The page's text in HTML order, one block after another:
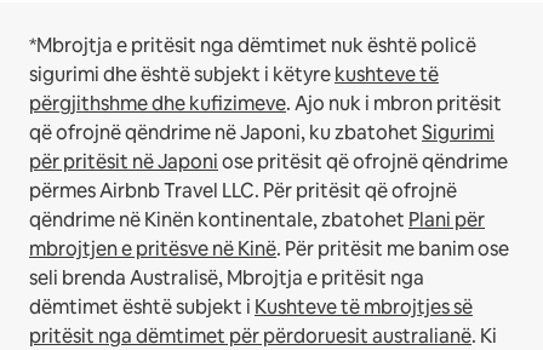
*Mbrojtja e pritësit nga dëmtimet nuk është policë
sigurimi dhe është subjekt i këtyrekushteve të
përgjithshme dhe kufizimeve.Ajo nuk i mbron pritësit
që ofrojnë qëndrime në Japoni, ku zbatohetSigurimi
për pritësit në Japoniose pritësit që ofrojnë qëndrime
përmes Airbnb Travel LLC. Për pritësit që ofrojnë
qëndrime në Kinën kontinentale, zbatohet Plani për
mbrojtjen e pritësve në Kinë. Për pritësit me banim ose
seli brenda Australisë, Mbrojtja e pritësit nga
dëmtimet është subjekt i Kushteve të mbrojtjes së
pritësit nga dëmtimet për përdoruesit australianë. Ki